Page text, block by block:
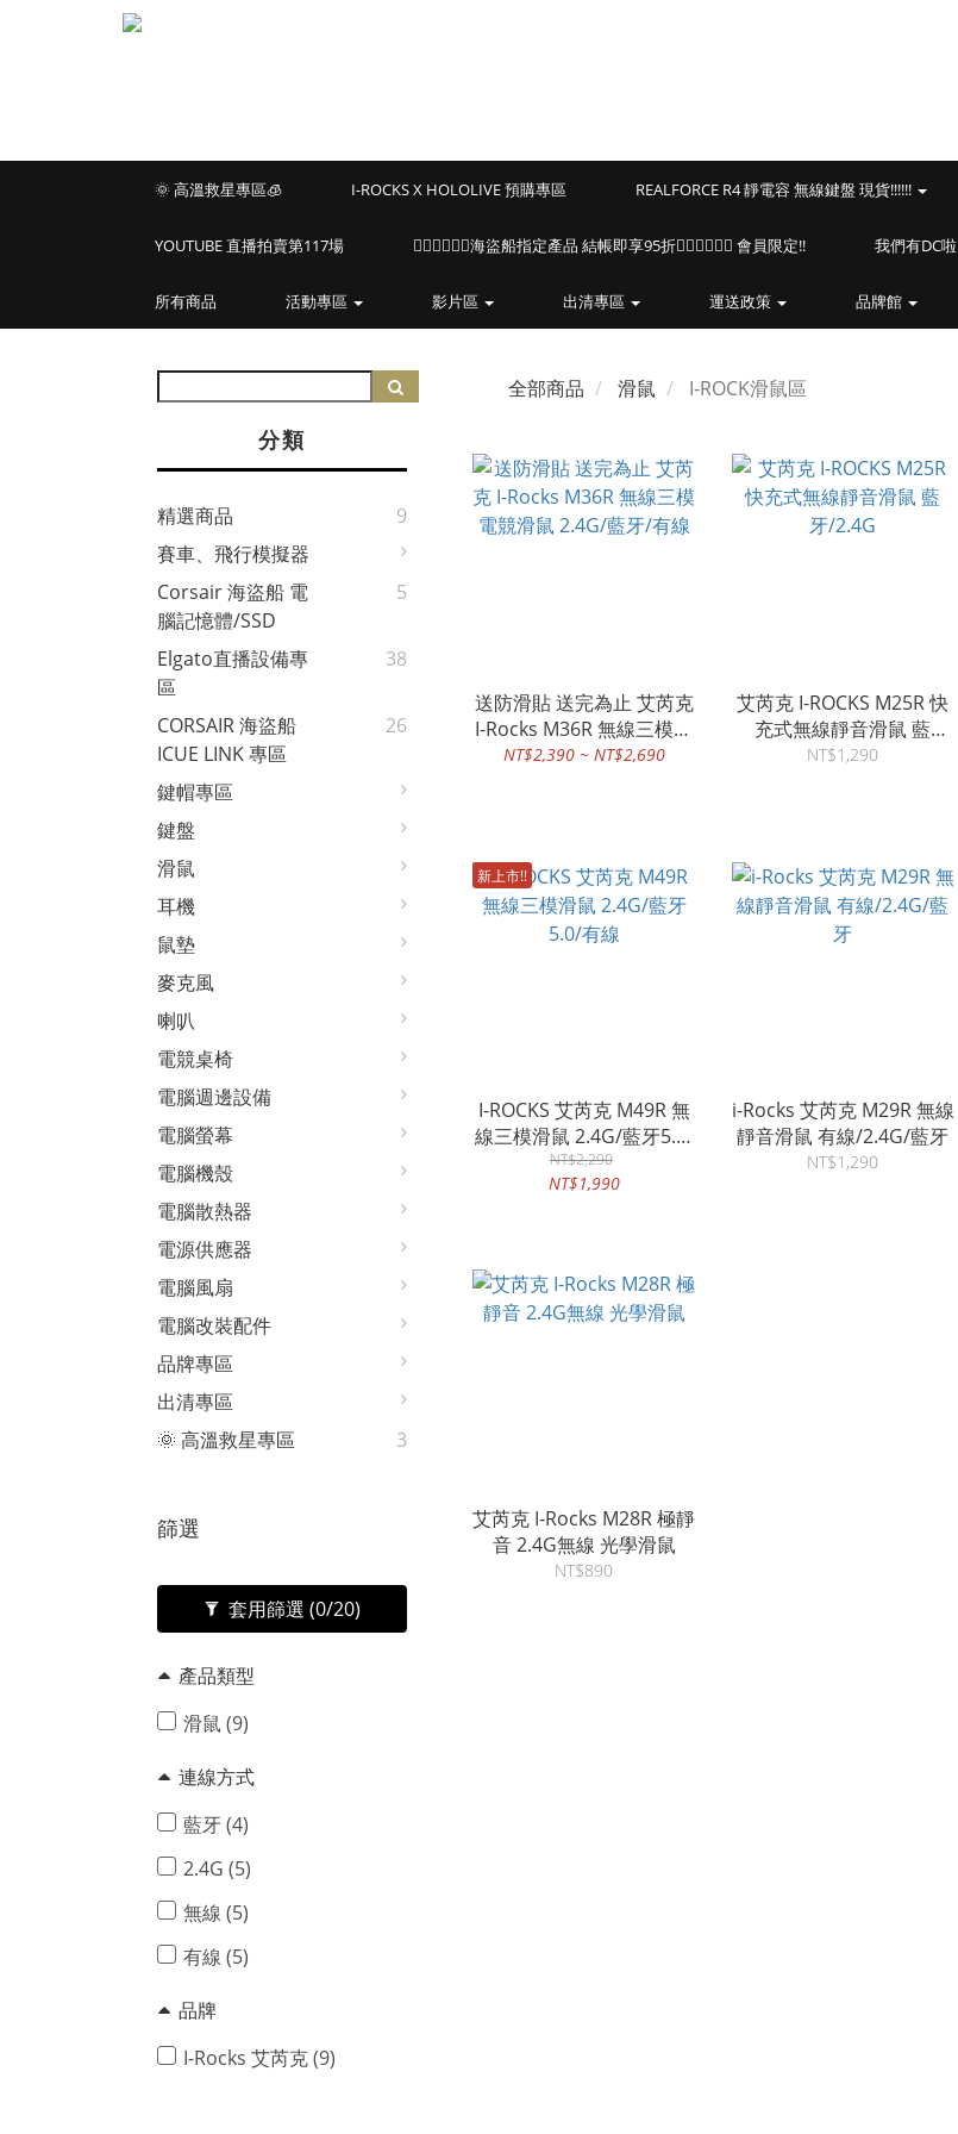
🌞 高溫救星專區🧊 I-ROCKS X HOLOLIVE 預購專區 REALFORCE R4 靜電容 無線鍵盤 現貨!!!!!!
YOUTUBE 直播拍賣第117場 🏴‍☠️🏴‍☠️🏴‍☠️海盜船指定產品 結帳即享95折🏴‍☠️🏴‍☠️🏴‍☠️ 會員限定!! 我們有DC
所有商品 活動專區 影片區 出清專區 運送政策 品牌館
分類
精選商品
9
賽車、飛行模擬器
Corsair 海盜船 電
腦記憶體/SSD
5
Elgato直播設備專
區
38
CORSAIR 海盜船
ICUE LINK 專區
26
鍵帽專區
鍵盤
滑鼠
耳機
鼠墊
麥克風
喇叭
電競桌椅
電腦週邊設備
電腦螢幕
電腦機殼
電腦散熱器
電源供應器
電腦風扇
電腦改裝配件
品牌專區
出清專區
🌞 高溫救星專區
3
篩選
套用篩選 (0/20)
產品類型
滑鼠 (9)
連線方式
藍牙 (4)
2.4G (5)
無線 (5)
有線 (5)
品牌
I-Rocks 艾芮克 (9)
全部商品 滑鼠 I-ROCK滑鼠區
送防滑貼 送完為止 艾芮克
I-Rocks M36R 無線三模電
競滑鼠 2.4G/藍牙/有線
NT$2,390 ~ NT$2,690
艾芮克 I-ROCKS M25R 快
充式無線靜音滑鼠 藍
牙/2.4G
NT$1,290
新上市!!
I-ROCKS 艾芮克 M49R 無
線三模滑鼠 2.4G/藍牙5.0/
有線
NT$2,290
NT$1,990
i-Rocks 艾芮克 M29R 無線
靜音滑鼠 有線/2.4G/藍牙
NT$1,290
艾芮克 I-Rocks M28R 極靜
音 2.4G無線 光學滑鼠
NT$890